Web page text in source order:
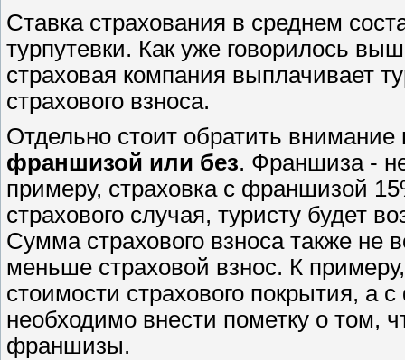
Ставка страхования в среднем
турпутевки. Как уже говорилось
страховая компания выплачивает
страхового взноса.
Отдельно стоит обратить внимание
франшизой или без. Франшиза -
примеру, страховка с франшизой
страхового случая, туристу будет
Сумма страхового взноса также не
меньше страховой взнос. К
стоимости страхового покрытия, а
необходимо внести пометку о том,
франшизы.